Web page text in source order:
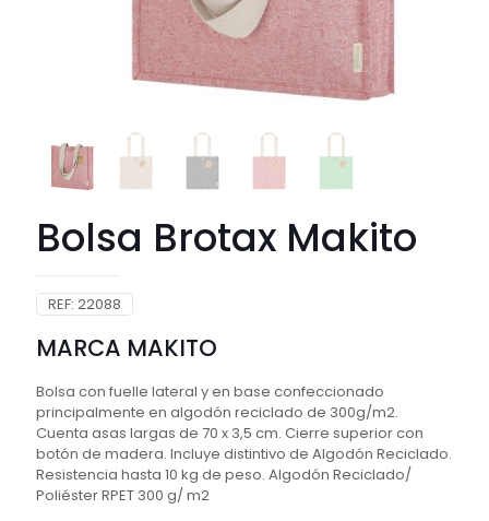
Bolsa Brotax Makito
REF: 22088
MARCA MAKITO
Bolsa con fuelle lateral y en base confeccionado
principalmente en algodón reciclado de 300g/m2.
Cuenta asas largas de 70 x 3,5 cm. Cierre superior con
botón de madera. Incluye distintivo de Algodón Reciclado.
Resistencia hasta 10 kg de peso. Algodón Reciclado/
Poliéster RPET 300 g/ m2